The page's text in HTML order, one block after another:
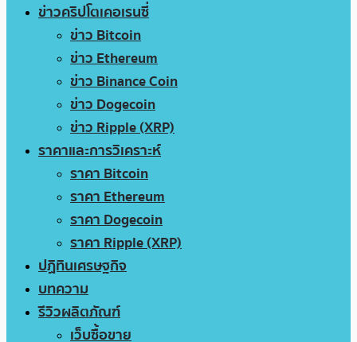
ข่าวคริปโตเคอเรนซี่
ข่าว Bitcoin
ข่าว Ethereum
ข่าว Binance Coin
ข่าว Dogecoin
ข่าว Ripple (XRP)
ราคาและการวิเคราะห์
ราคา Bitcoin
ราคา Ethereum
ราคา Dogecoin
ราคา Ripple (XRP)
ปฏิทินเศรษฐกิจ
บทความ
รีวิวผลิตภัณฑ์
เว็บซื้อขาย